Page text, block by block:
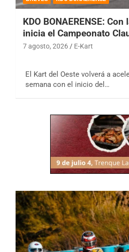
KDO BONAERENSE:
inicia el Campeonato
7 agosto, 2026 E-Kart
El Kart del Oeste volverá a
semana con el inicio del…